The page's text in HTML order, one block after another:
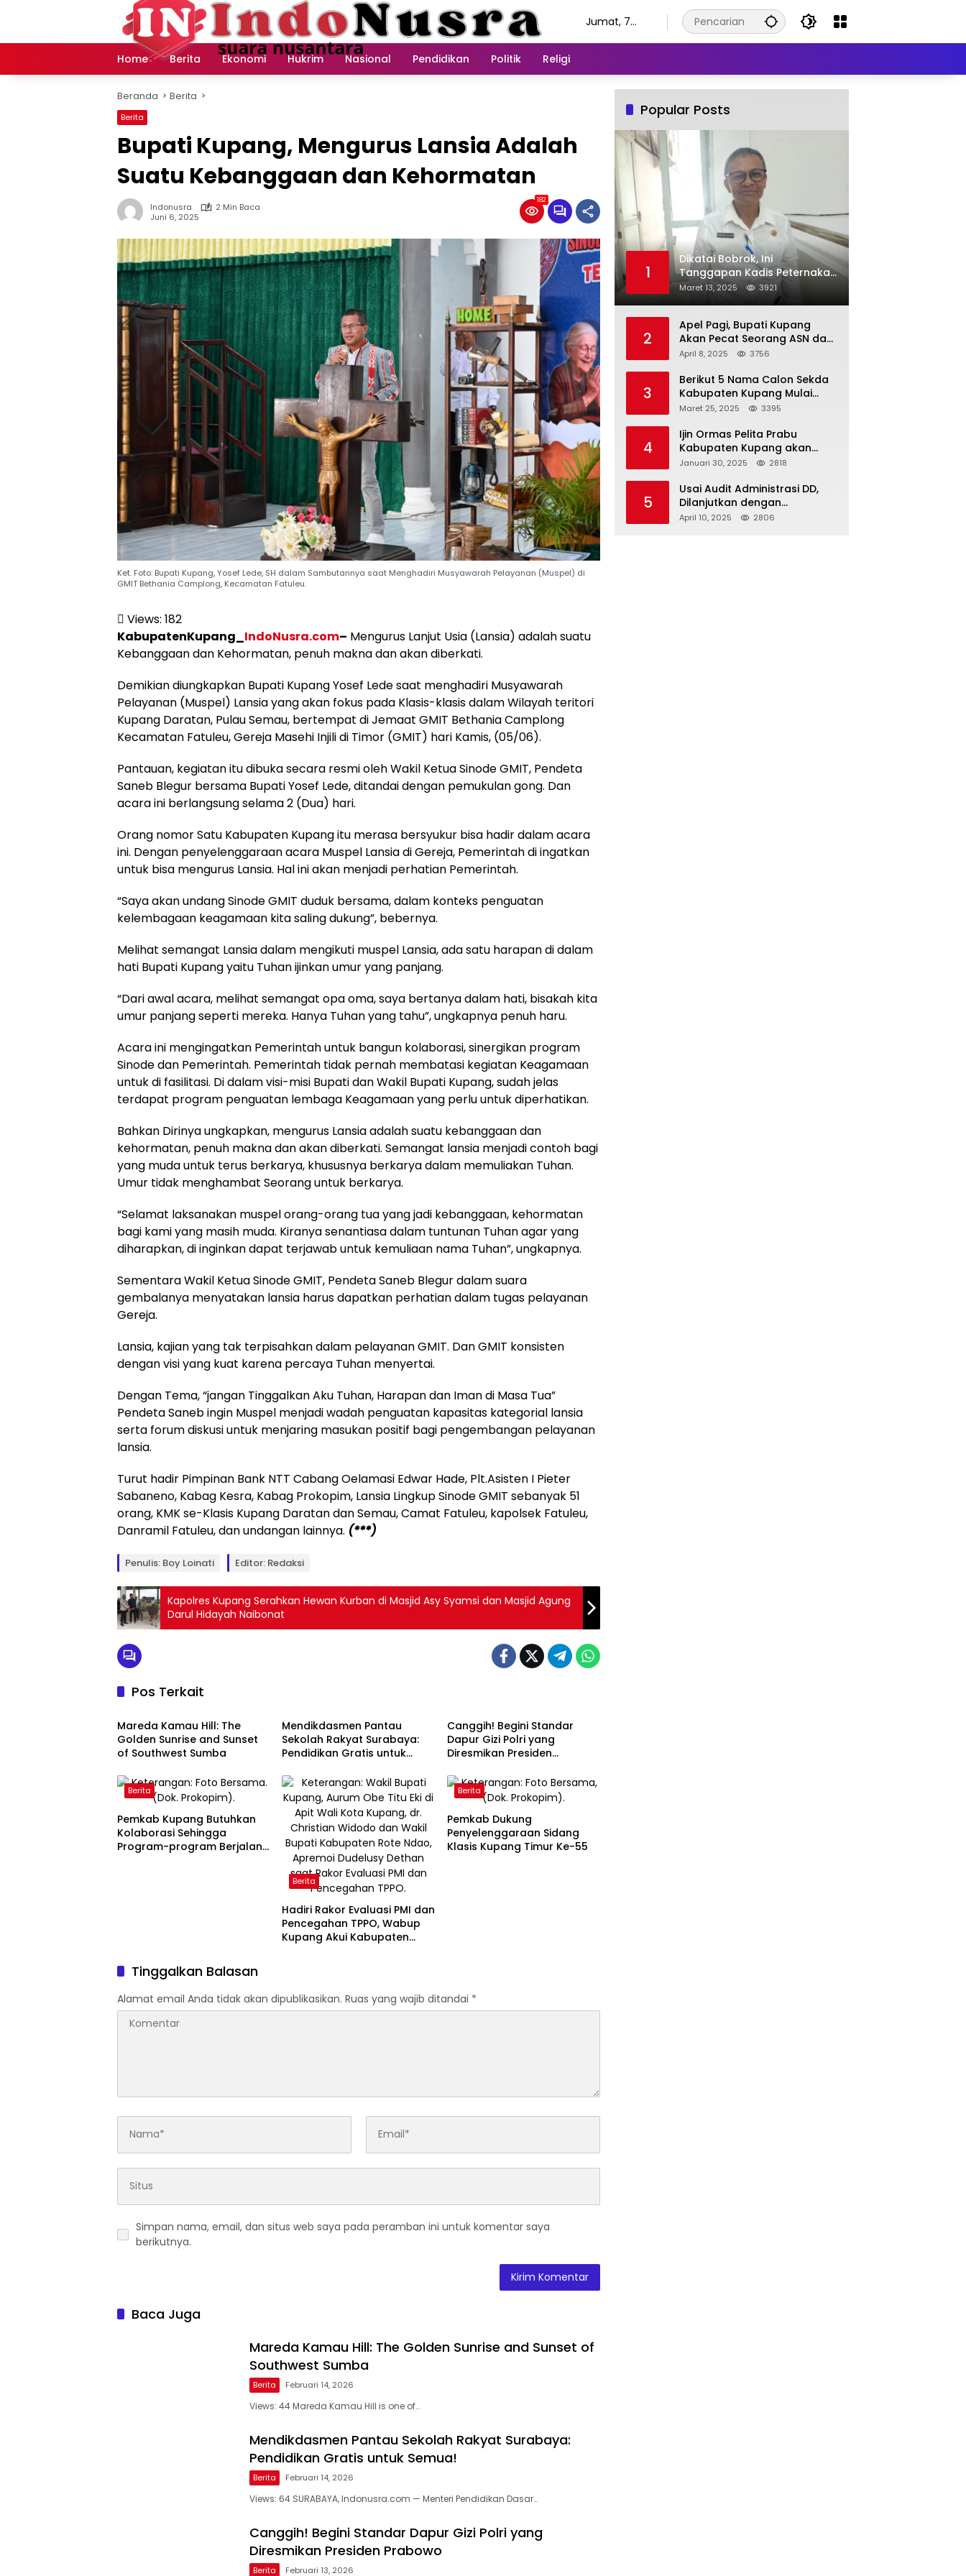
Jumat, 7
Home Berita Ekonomi Hukrim Nasional Pendidikan Politik Religi
Beranda Berita
Berita
Bupati Kupang, Mengurus Lansia Adalah
Suatu Kebanggaan dan Kehormatan
Indonusra
2 Min Baca
Juni 6, 2025
182
Ket. Foto: Bupati Kupang, Yosef Lede, SH dalam Sambutannya saat Menghadiri Musyawarah Pelayanan (Muspel) di
GMIT Bethania Camplong, Kecamatan Fatuleu.
Views: 182
KabupatenKupang_IndoNusra.com– Mengurus Lanjut Usia (Lansia) adalah suatu
Kebanggaan dan Kehormatan, penuh makna dan akan diberkati.
Demikian diungkapkan Bupati Kupang Yosef Lede saat menghadiri Musyawarah
Pelayanan (Muspel) Lansia yang akan fokus pada Klasis-klasis dalam Wilayah teritori
Kupang Daratan, Pulau Semau, bertempat di Jemaat GMIT Bethania Camplong
Kecamatan Fatuleu, Gereja Masehi Injili di Timor (GMIT) hari Kamis, (05/06).
Pantauan, kegiatan itu dibuka secara resmi oleh Wakil Ketua Sinode GMIT, Pendeta
Saneb Blegur bersama Bupati Yosef Lede, ditandai dengan pemukulan gong. Dan
acara ini berlangsung selama 2 (Dua) hari.
Orang nomor Satu Kabupaten Kupang itu merasa bersyukur bisa hadir dalam acara
ini. Dengan penyelenggaraan acara Muspel Lansia di Gereja, Pemerintah di ingatkan
untuk bisa mengurus Lansia. Hal ini akan menjadi perhatian Pemerintah.
“Saya akan undang Sinode GMIT duduk bersama, dalam konteks penguatan
kelembagaan keagamaan kita saling dukung”, bebernya.
Melihat semangat Lansia dalam mengikuti muspel Lansia, ada satu harapan di dalam
hati Bupati Kupang yaitu Tuhan ijinkan umur yang panjang.
“Dari awal acara, melihat semangat opa oma, saya bertanya dalam hati, bisakah kita
umur panjang seperti mereka. Hanya Tuhan yang tahu”, ungkapnya penuh haru.
Acara ini mengingatkan Pemerintah untuk bangun kolaborasi, sinergikan program
Sinode dan Pemerintah. Pemerintah tidak pernah membatasi kegiatan Keagamaan
untuk di fasilitasi. Di dalam visi-misi Bupati dan Wakil Bupati Kupang, sudah jelas
terdapat program penguatan lembaga Keagamaan yang perlu untuk diperhatikan.
Bahkan Dirinya ungkapkan, mengurus Lansia adalah suatu kebanggaan dan
kehormatan, penuh makna dan akan diberkati. Semangat lansia menjadi contoh bagi
yang muda untuk terus berkarya, khususnya berkarya dalam memuliakan Tuhan.
Umur tidak menghambat Seorang untuk berkarya.
“Selamat laksanakan muspel orang-orang tua yang jadi kebanggaan, kehormatan
bagi kami yang masih muda. Kiranya senantiasa dalam tuntunan Tuhan agar yang
diharapkan, di inginkan dapat terjawab untuk kemuliaan nama Tuhan”, ungkapnya.
Sementara Wakil Ketua Sinode GMIT, Pendeta Saneb Blegur dalam suara
gembalanya menyatakan lansia harus dapatkan perhatian dalam tugas pelayanan
Gereja.
Lansia, kajian yang tak terpisahkan dalam pelayanan GMIT. Dan GMIT konsisten
dengan visi yang kuat karena percaya Tuhan menyertai.
Dengan Tema, “jangan Tinggalkan Aku Tuhan, Harapan dan Iman di Masa Tua”
Pendeta Saneb ingin Muspel menjadi wadah penguatan kapasitas kategorial lansia
serta forum diskusi untuk menjaring masukan positif bagi pengembangan pelayanan
lansia.
Turut hadir Pimpinan Bank NTT Cabang Oelamasi Edwar Hade, Plt.Asisten I Pieter
Sabaneno, Kabag Kesra, Kabag Prokopim, Lansia Lingkup Sinode GMIT sebanyak 51
orang, KMK se-Klasis Kupang Daratan dan Semau, Camat Fatuleu, kapolsek Fatuleu,
Danramil Fatuleu, dan undangan lainnya. (***)
Penulis: Boy Loinati Editor: Redaksi
Kapolres Kupang Serahkan Hewan Kurban di Masjid Asy Syamsi dan Masjid Agung
Darul Hidayah Naibonat
Pos Terkait
Berita
Mareda Kamau Hill: The
Golden Sunrise and Sunset
of Southwest Sumba
Mendikdasmen Pantau
Sekolah Rakyat Surabaya:
Pendidikan Gratis untuk
Canggih! Begini Standar
Dapur Gizi Polri yang
Diresmikan Presiden
Berita
Pemkab Kupang Butuhkan
Kolaborasi Sehingga
Program-program Berjalan
Berita
Hadiri Rakor Evaluasi PMI dan
Pencegahan TPPO, Wabup
Kupang Akui Kabupaten
Berita
Pemkab Dukung
Penyelenggaraan Sidang
Klasis Kupang Timur Ke-55
Tinggalkan Balasan
Alamat email Anda tidak akan dipublikasikan. Ruas yang wajib ditandai *
Simpan nama, email, dan situs web saya pada peramban ini untuk komentar saya
berikutnya.
Baca Juga
Mareda Kamau Hill: The Golden Sunrise and Sunset of
Southwest Sumba
Berita Februari 14, 2026
Views: 44 Mareda Kamau Hill is one of…
Mendikdasmen Pantau Sekolah Rakyat Surabaya:
Pendidikan Gratis untuk Semua!
Berita Februari 14, 2026
Views: 64 SURABAYA, Indonusra.com — Menteri Pendidikan Dasar…
Canggih! Begini Standar Dapur Gizi Polri yang
Diresmikan Presiden Prabowo
Berita Februari 13, 2026
Popular Posts
1
Dikatai Bobrok, Ini
Tanggapan Kadis Peternakan
Kabupaten Kupang
Maret 13, 2025 3921
2
Apel Pagi, Bupati Kupang
Akan Pecat Seorang ASN dan
Kepala Desa
April 8, 2025 3756
3
Berikut 5 Nama Calon Sekda
Kabupaten Kupang Mulai
Muncul
Maret 25, 2025 3395
4
Ijin Ormas Pelita Prabu
Kabupaten Kupang akan
Dicabut
Januari 30, 2025 2818
5
Usai Audit Administrasi DD,
Dilanjutkan dengan
Pemeriksaan Fisik
April 10, 2025 2806